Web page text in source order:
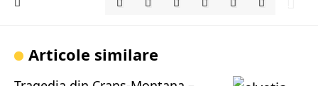
Articole similare